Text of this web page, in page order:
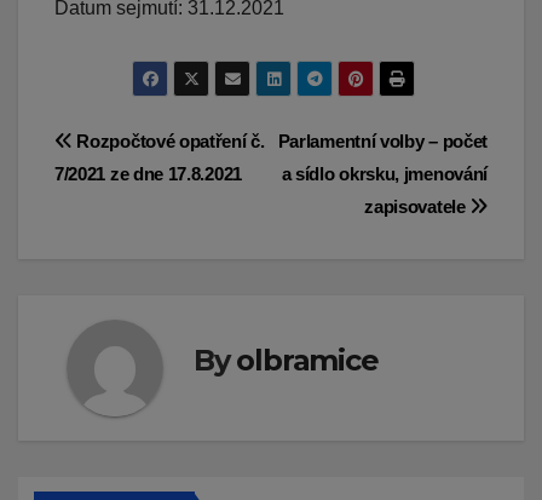
Datum sejmutí: 31.12.2021
Navigace
Parlamentní volby – počet
a sídlo okrsku, jmenování
zapisovatele
Rozpočtové opatření č.
7/2021 ze dne 17.8.2021
Byolbramice